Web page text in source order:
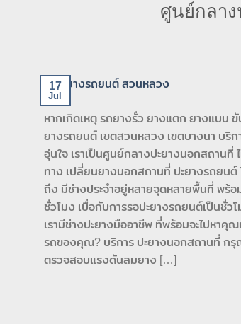
ศูนย์กลา
17
Jul
หากเกิดเหตุ รถยางรั่ว ยางแตก ยางแบน
ยางรถยนต์ เขตสวนหลวง เขตบางนา บริก
อุ่นใจ เราเป็นศูนย์กลางปะยางนอกสถานที่
ทาง เปลี่ยนยางนอกสถานที่ ปะยางรถยน
ถึง มีช่างประจำอยู่หลายจุดหลายพื้นที่ พร้อ
ชั่วโมง เบื่อกับการรอปะยางรถยนต์เป็นชั่ว
เรามีช่างปะยางมืออาชีพ ที่พร้อมจะไปหา
รถของคุณ? บริการ ปะยางนอกสถานที่ กรุ
ตรวจสอบแรงดันลมยาง […]